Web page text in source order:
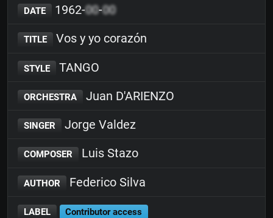
DATE 1962-00-00
TITLE Vos y yo corazón
STYLE TANGO
ORCHESTRA Juan D'ARIENZO
SINGER Jorge Valdez
COMPOSER Luis Stazo
AUTHOR Federico Silva
LABEL Contributor access